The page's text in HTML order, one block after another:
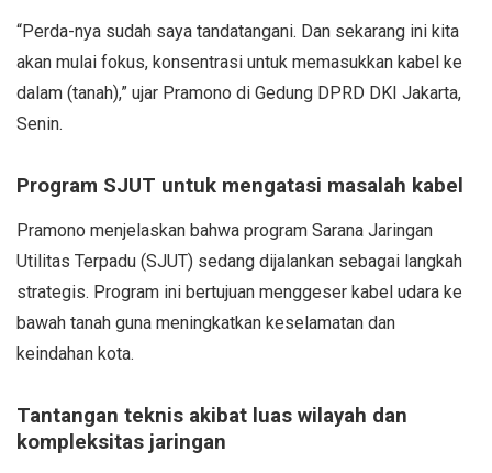
“Perda-nya sudah saya tandatangani. Dan sekarang ini kita
akan mulai fokus, konsentrasi untuk memasukkan kabel ke
dalam (tanah),” ujar Pramono di Gedung DPRD DKI Jakarta,
Senin.
Program SJUT untuk mengatasi masalah kabel
Pramono menjelaskan bahwa program Sarana Jaringan
Utilitas Terpadu (SJUT) sedang dijalankan sebagai langkah
strategis. Program ini bertujuan menggeser kabel udara ke
bawah tanah guna meningkatkan keselamatan dan
keindahan kota.
Tantangan teknis akibat luas wilayah dan
kompleksitas jaringan